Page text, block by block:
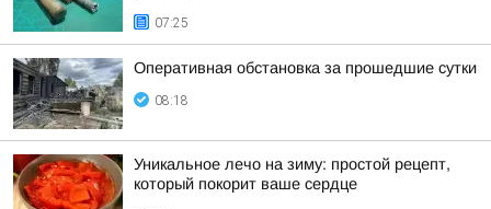
07:25
Оперативная обстановка за прошедшие сутки
08:18
Уникальное лечо на зиму: простой рецепт,
который покорит ваше сердце